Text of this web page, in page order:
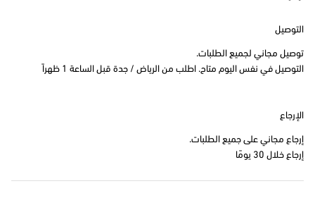
التوصيل
توصيل مجاني لجميع الطلبات.
التوصيل في نفس اليوم متاح. اطلب من الرياض / جدة قبل الساعة 1 ظهراً
الإرجاع
إرجاع مجاني على جميع الطلبات.
إرجاع خلال 30 يومًا